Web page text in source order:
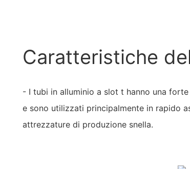
Caratteristiche
- I tubi in alluminio a slot t hanno una
e sono utilizzati principalmente in rapido
attrezzature di produzione snella.